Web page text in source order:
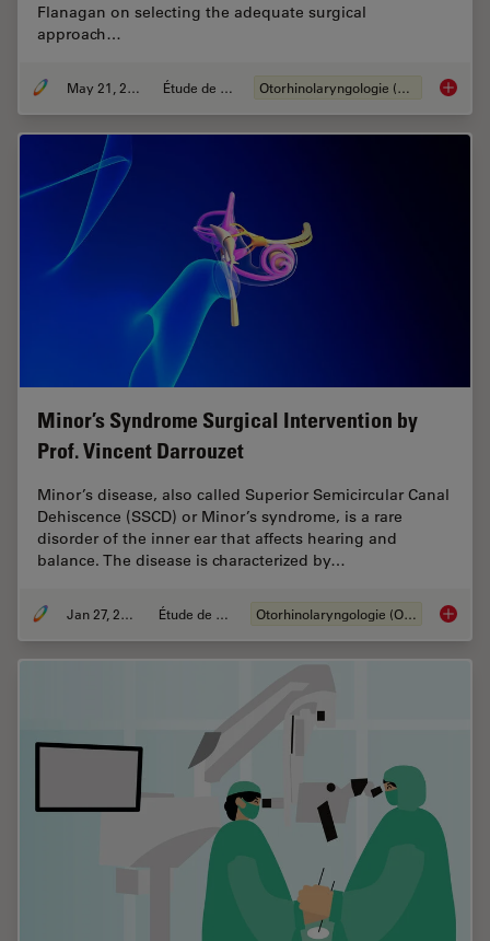
Flanagan on selecting the adequate surgical
approach…
May 21, 2024 Étude de cas Otorhinolaryngologie (ORL)
Minor’s Syndrome Surgical Intervention by
Prof. Vincent Darrouzet
Minor’s disease, also called Superior Semicircular Canal
Dehiscence (SSCD) or Minor’s syndrome, is a rare
disorder of the inner ear that affects hearing and
balance. The disease is characterized by…
Jan 27, 2022 Étude de cas Otorhinolaryngologie (ORL)